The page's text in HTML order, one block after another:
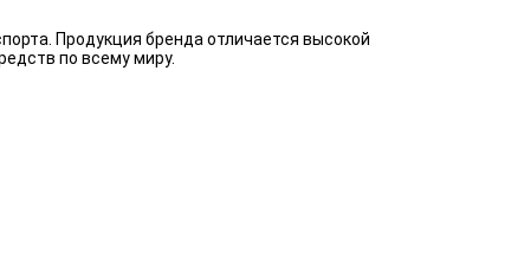
Продукция бренда отличается высокой
по всему миру.